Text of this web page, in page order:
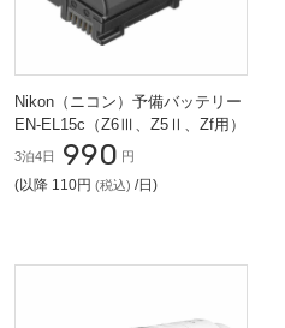
Nikon（ニコン）予備バッテリー
EN-EL15c（Z6Ⅲ、Z5Ⅱ、Zf用）
3泊4日 990 円
(以降 110円 (税込) /日)